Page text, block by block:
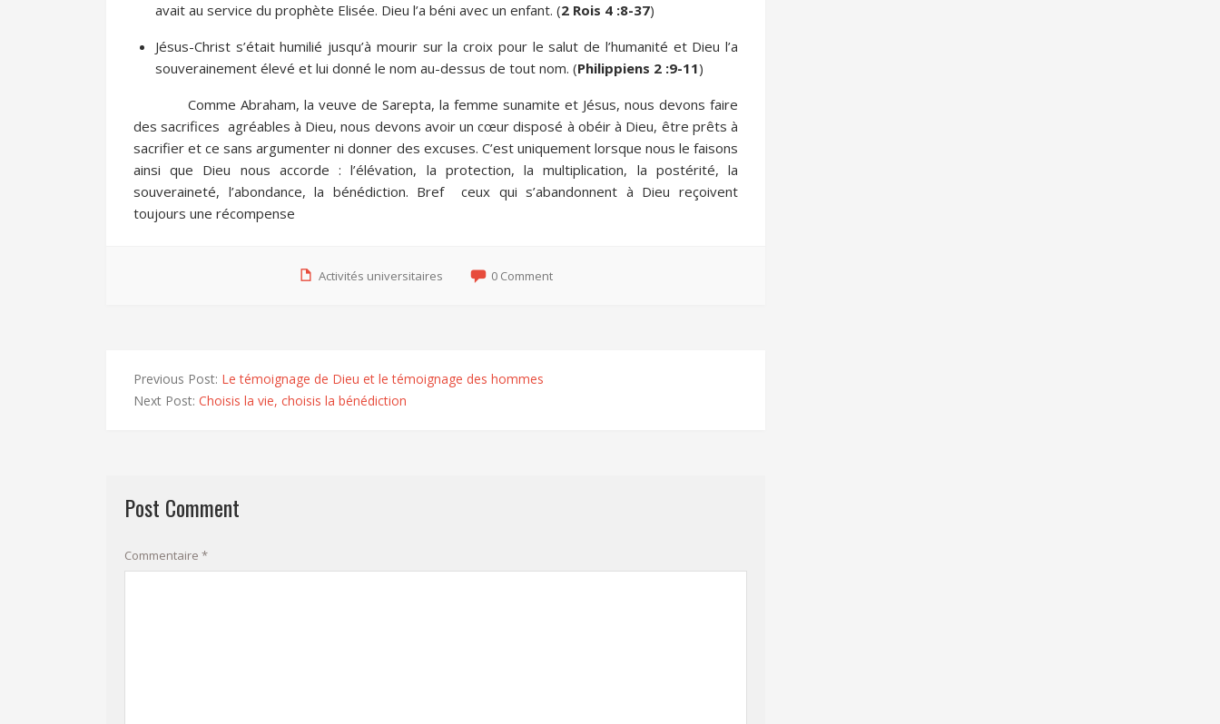
avait au service du prophète Elisée. Dieu l’a béni avec un enfant. (2 Rois 4 :8-37)
Jésus-Christ s’était humilié jusqu’à mourir sur la croix pour le salut de l’humanité et Dieu l’a
souverainement élevé et lui donné le nom au-dessus de tout nom. (Philippiens 2 :9-11)
Comme Abraham, la veuve de Sarepta, la femme sunamite et Jésus, nous devons faire
des sacrifices agréables à Dieu, nous devons avoir un cœur disposé à obéir à Dieu, être prêts à
sacrifier et ce sans argumenter ni donner des excuses. C’est uniquement lorsque nous le faisons
ainsi que Dieu nous accorde : l’élévation, la protection, la multiplication, la postérité, la
souveraineté, l’abondance, la bénédiction. Bref ceux qui s’abandonnent à Dieu reçoivent
toujours une récompense
Activités universitaires 0 Comment
Previous Post: Le témoignage de Dieu et le témoignage des hommes
Next Post: Choisis la vie, choisis la bénédiction
Post Comment
Commentaire *